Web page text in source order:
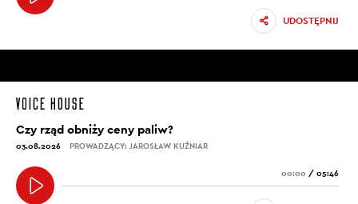
UDOSTĘPNIJ
Czy rząd obniży ceny paliw?
03.08.2026 PROWADZĄCY: JAROSŁAW KUŹNIAR
00:00 / 05:46